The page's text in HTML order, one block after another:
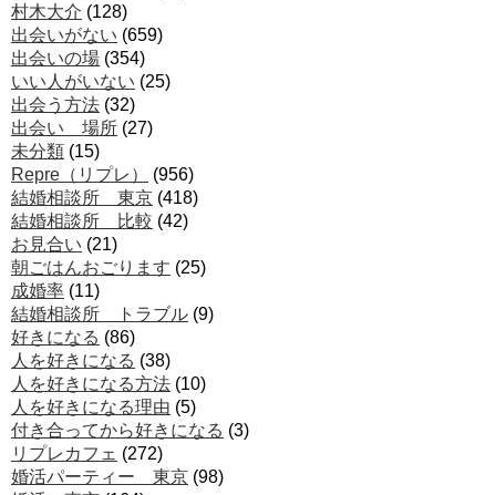
村木大介 (128)
出会いがない (659)
出会いの場 (354)
いい人がいない (25)
出会う方法 (32)
出会い 場所 (27)
未分類 (15)
Repre（リプレ）
(956)
結婚相談所 東京 (418)
結婚相談所 比較 (42)
お見合い (21)
朝ごはんおごります (25)
成婚率 (11)
結婚相談所 トラブル (9)
好きになる (86)
人を好きになる (38)
人を好きになる方法 (10)
人を好きになる理由 (5)
付き合ってから好きになる (3)
リプレカフェ (272)
婚活パーティー 東京 (98)